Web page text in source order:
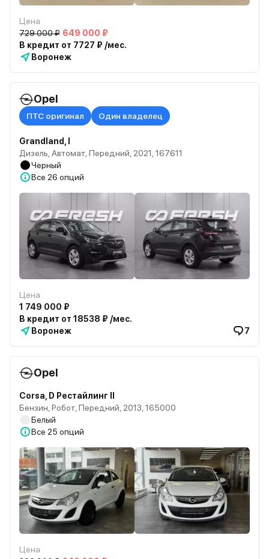
Цена
729 000 ₽ 649 000 ₽
В кредит от 7727 ₽ /мес.
Воронеж
Opel
ПТС оригинал Один владелец
Grandland, I
Дизель, Автомат, Передний, 2021, 167611
Черный
Все 26 опций
Цена
1 749 000 ₽
В кредит от 18538 ₽ /мес.
Воронеж
7
Opel
Corsa, D Рестайлинг II
Бензин, Робот, Передний, 2013, 165000
Белый
Все 25 опций
Цена